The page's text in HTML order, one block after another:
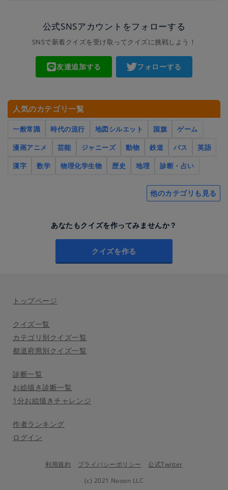
公式SNSアカウントをフォローする
SNSで新着クイズを受け取ってクイズに挑戦しよう！
友達追加する フォローする
人気のカテゴリ一覧
一般常識 時代の流行 地図シルエット 国旗
ゲーム
漫画アニメ
芸能 ジャニーズ 動物 鉄道 バス
英語
漢字
数学 物理化学生物 歴史 地理 診断・占い
他のカテゴリも見る
あなたもクイズを作ってみませんか？
クイズを作る
トップページ
クイズ一覧
カテゴリ別クイズ一覧
都道府県別クイズ一覧
診断一覧
お絵描き診断一覧
1分お絵描きチャレンジ
作者ランキング
ログイン
利用規約 プライバシーポリシー
公式Twitter
(c) 2021 Nooon LLC